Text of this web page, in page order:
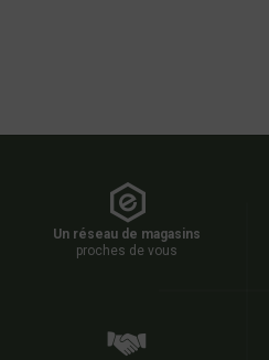
Un réseau de magasins
proches de vous